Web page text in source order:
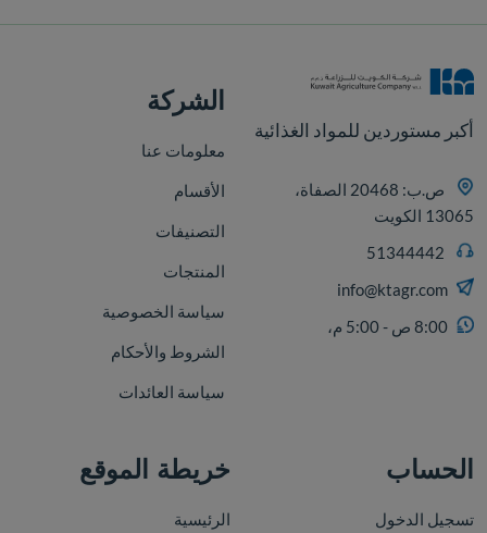
أكبر مستوردين للمواد الغذائية
ص.ب: 20468 الصفاة،
13065 الكويت
info@ktagr.com
8:00 ص - 5:00 م،
الشركة
معلومات عنا
الأقسام
التصنيفات
المنتجات
سياسة الخصوصية
الشروط والأحكام
سياسة العائدات
الحساب
تسجيل الدخول
خريطة الموقع
الرئيسية